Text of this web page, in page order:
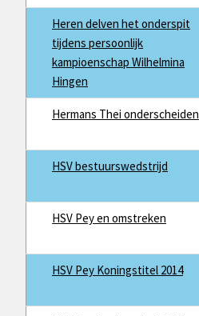
Heren delven het onderspit
tijdens persoonlijk
kampioenschap Wilhelmina
Hingen
Hermans Thei onderscheiden
HSV bestuurswedstrijd
HSV Pey en omstreken
HSV Pey Koningstitel 2014